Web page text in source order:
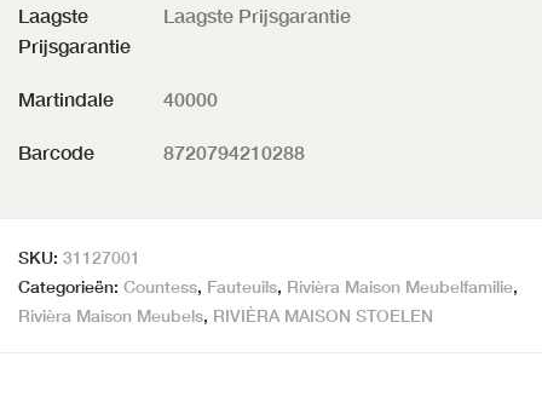
Laagste
Prijsgarantie
Laagste Prijsgarantie
Martindale 40000
Barcode 8720794210288
SKU: 31127001
Categorieën: Countess, Fauteuils, Rivièra Maison Meubelfamilie,
Rivièra Maison Meubels, RIVIÈRA MAISON STOELEN